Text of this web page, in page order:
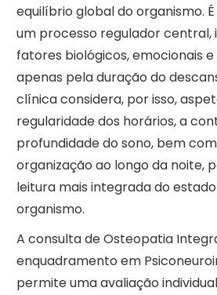
equilíbrio global do organismo.
um processo regulador central,
fatores biológicos, emocionais
apenas pela duração do
clínica considera, por isso,
regularidade dos horários, a
profundidade do sono, bem
organização ao longo da noite,
leitura mais integrada do
organismo.
A consulta de Osteopatia
enquadramento em
permite uma avaliação